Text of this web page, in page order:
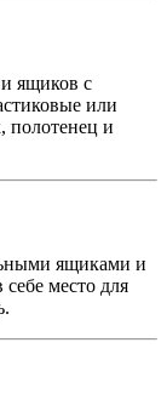
ящиков с
или
полотенец и
ящиками и
место для